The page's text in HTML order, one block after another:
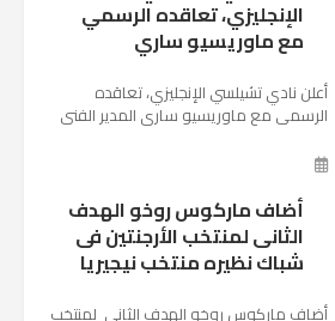
الإنجليزي، تعاقده الرسمي
مع ماوريسيو ساري
أعلن نادي تشيلسي الإنجليزي، تعاقده
الرسمي مع ماوريسيو ساري المدير الفني
المقبل وخلافة أنطونيو كو...
أضاف ماركوس روخو الهدف
الثانى لمنتخب الأرجنتين فى
شباك نظيره منتخب نيجيريا
أضاف ماركوس روخو الهدف الثانى لمنتخب